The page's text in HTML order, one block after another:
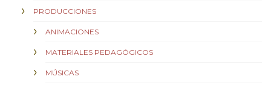
PRODUCCIONES
ANIMACIONES
MATERIALES PEDAGÓGICOS
MÚSICAS